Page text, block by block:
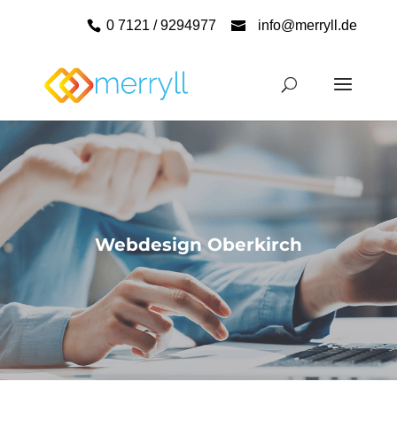
0 7121 / 9294977 info@merryll.de
Webdesign Oberkirch